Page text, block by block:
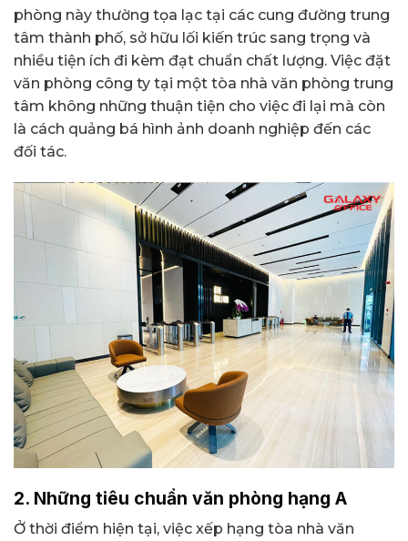
phòng này thường tọa lạc tại các cung đường trung
tâm thành phố, sở hữu lối kiến trúc sang trọng và
nhiều tiện ích đi kèm đạt chuẩn chất lượng. Việc đặt
văn phòng công ty tại một tòa nhà văn phòng trung
tâm không những thuận tiện cho việc đi lại mà còn
là cách quảng bá hình ảnh doanh nghiệp đến các
đối tác.
2. Những tiêu chuẩn văn phòng hạng A
Ở thời điểm hiện tại, việc xếp hạng tòa nhà văn